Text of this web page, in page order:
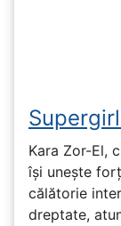
Kara Zor-El,
își unește
călătorie
dreptate,